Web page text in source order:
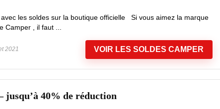
les soldes sur la boutique officielle Si vous aimez la marque
Camper , il faut ...
2021 VOIR LES SOLDES CAMPER
jusqu’à 40% de réduction